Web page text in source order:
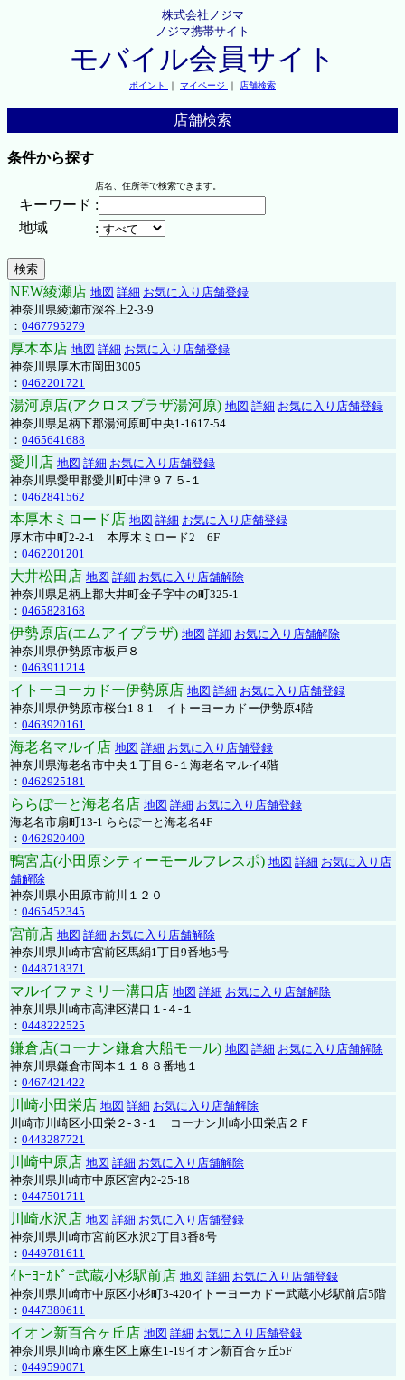
株式会社ノジマ
ノジマ携帯サイト
モバイル会員サイト
ポイント ｜ マイページ ｜ 店舗検索
店舗検索
条件から探す
店名、住所等で検索できます。
キーワード :
地域
:
NEW綾瀬店 地図 詳細 お気に入り店舗登録
神奈川県綾瀬市深谷上2-3-9
： 0467795279
厚木本店 地図 詳細 お気に入り店舗登録
神奈川県厚木市岡田3005
： 0462201721
湯河原店(アクロスプラザ湯河原) 地図 詳細 お気に入り店舗登録
神奈川県足柄下郡湯河原町中央1-1617-54
： 0465641688
愛川店 地図 詳細 お気に入り店舗登録
神奈川県愛甲郡愛川町中津９７５-１
： 0462841562
本厚木ミロード店 地図 詳細 お気に入り店舗登録
厚木市中町2-2-1 本厚木ミロード2 6F
： 0462201201
大井松田店 地図 詳細 お気に入り店舗解除
神奈川県足柄上郡大井町金子字中の町325-1
： 0465828168
伊勢原店(エムアイプラザ) 地図 詳細 お気に入り店舗解除
神奈川県伊勢原市板戸８
： 0463911214
イトーヨーカドー伊勢原店 地図 詳細 お気に入り店舗登録
神奈川県伊勢原市桜台1-8-1 イトーヨーカドー伊勢原4階
： 0463920161
海老名マルイ店 地図 詳細 お気に入り店舗登録
神奈川県海老名市中央１丁目６-１海老名マルイ4階
： 0462925181
ららぽーと海老名店 地図 詳細 お気に入り店舗登録
海老名市扇町13-1 ららぽーと海老名4F
： 0462920400
鴨宮店(小田原シティーモールフレスポ) 地図 詳細 お気に入り店
舗解除
神奈川県小田原市前川１２０
： 0465452345
宮前店 地図 詳細 お気に入り店舗解除
神奈川県川崎市宮前区馬絹1丁目9番地5号
： 0448718371
マルイファミリー溝口店 地図 詳細 お気に入り店舗解除
神奈川県川崎市高津区溝口１-４-１
： 0448222525
鎌倉店(コーナン鎌倉大船モール) 地図 詳細 お気に入り店舗解除
神奈川県鎌倉市岡本１１８８番地１
： 0467421422
川崎小田栄店 地図 詳細 お気に入り店舗解除
川崎市川崎区小田栄２‐３‐１ コーナン川崎小田栄店２Ｆ
： 0443287721
川崎中原店 地図 詳細 お気に入り店舗解除
神奈川県川崎市中原区宮内2-25-18
： 0447501711
川崎水沢店 地図 詳細 お気に入り店舗登録
神奈川県川崎市宮前区水沢2丁目3番8号
： 0449781611
ｲﾄｰﾖｰｶﾄﾞｰ武蔵小杉駅前店 地図 詳細 お気に入り店舗登録
神奈川県川崎市中原区小杉町3-420イトーヨーカドー武蔵小杉駅前店5階
： 0447380611
イオン新百合ヶ丘店 地図 詳細 お気に入り店舗登録
神奈川県川崎市麻生区上麻生1-19イオン新百合ヶ丘5F
： 0449590071